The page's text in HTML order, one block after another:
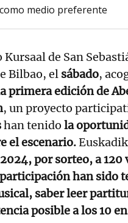
medio preferente
de San
Bilbao, el sábado,
primera edición de
, un proyecto
han tenido la
el escenario.
por sorteo, a 120
han sido
saber leer
posible a los 10